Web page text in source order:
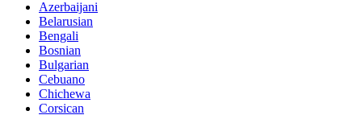
Azerbaijani
Belarusian
Bengali
Bosnian
Bulgarian
Cebuano
Chichewa
Corsican